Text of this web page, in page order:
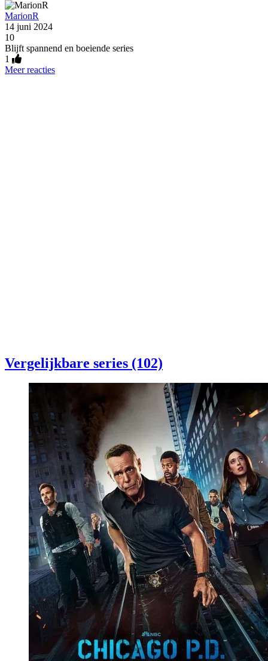
MarionR
14 juni 2024
10
Blijft spannend en boeiende series
1
Meer reacties
Vergelijkbare series (102)